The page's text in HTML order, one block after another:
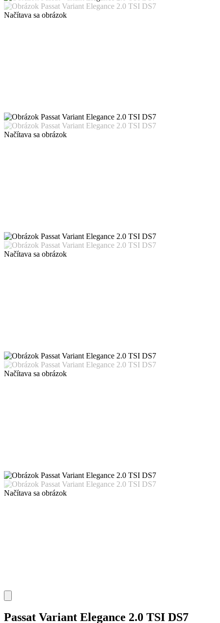
Načítava sa obrázok
Načítava sa obrázok
Načítava sa obrázok
Načítava sa obrázok
Načítava sa obrázok
Passat Variant Elegance 2.0 TSI DS7